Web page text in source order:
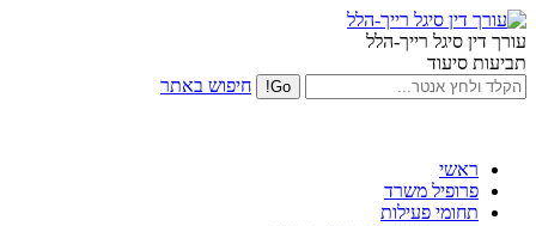
עורך דין סיגל רייך-הלל
תביעות סיעוד
חיפוש באתר
ראשי
פרופיל משרד
תחומי פעילות